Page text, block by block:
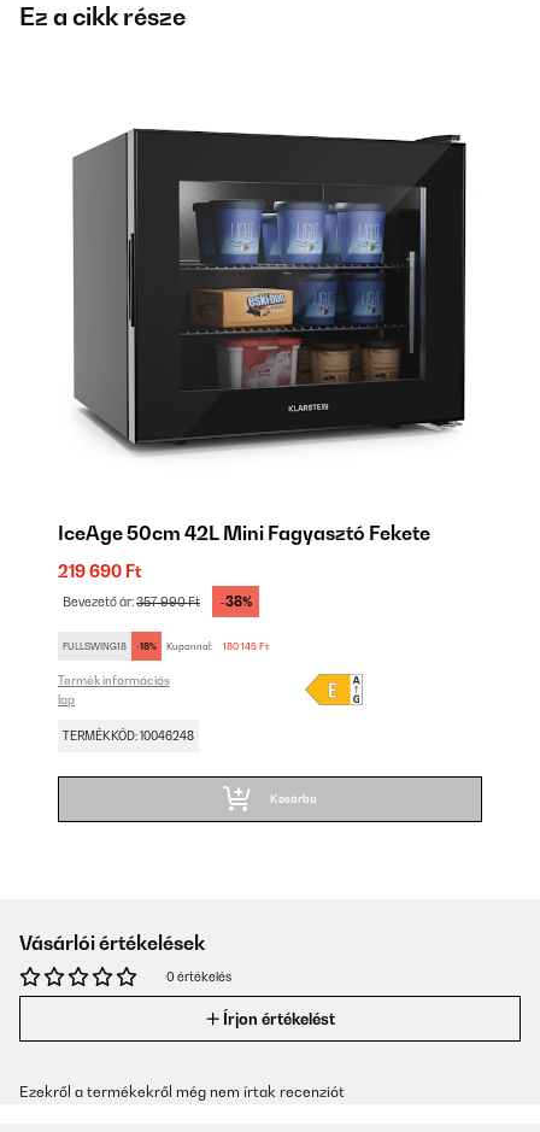
Ez a cikk része
IceAge 50cm 42L Mini Fagyasztó Fekete
219 690 Ft
Bevezető ár:357 990 Ft -38%
FULLSWING18 -18% Kuponnal: 180 145 Ft
Termék információs
lap
TERMÉKKÓD: 10046248
Kosárba
Vásárlói értékelések
0 értékelés
Írjon értékelést
Ezekről a termékekről még nem írtak recenziót